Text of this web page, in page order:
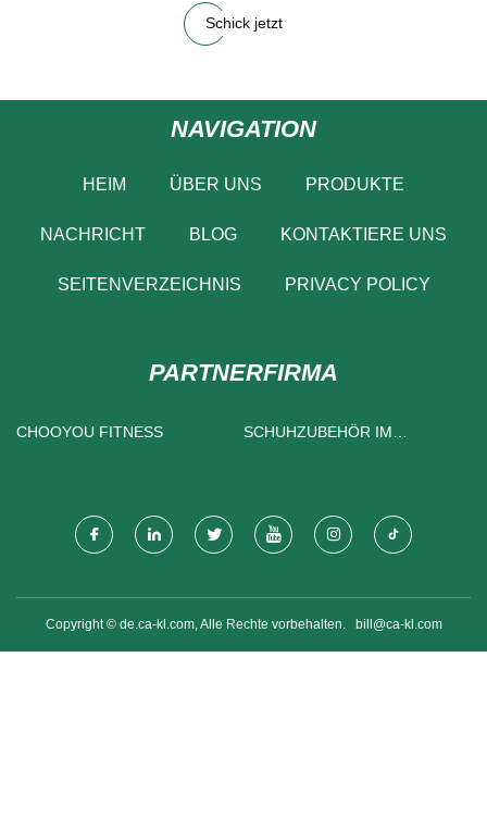
Schick jetzt
NAVIGATION
HEIM ÜBER UNS PRODUKTE
NACHRICHT BLOG KONTAKTIERE UNS
SEITENVERZEICHNIS PRIVACY POLICY
PARTNERFIRMA
CHOOYOU FITNESS
SCHUHZUBEHÖR IM
Copyright © de.ca-kl.com, Alle Rechte vorbehalten. bill@ca-kl.com